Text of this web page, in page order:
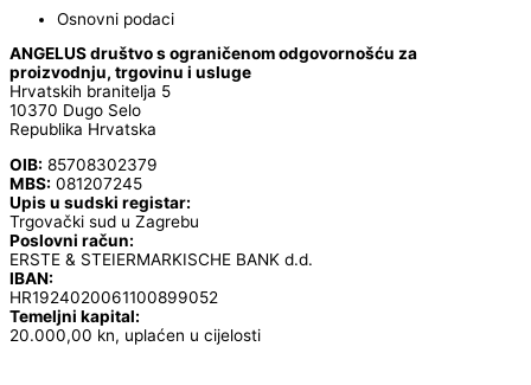
Osnovni podaci
ANGELUS društvo s ograničenom odgovornošću za
proizvodnju, trgovinu i usluge
Hrvatskih branitelja 5
10370 Dugo Selo
Republika Hrvatska
OIB: 85708302379
MBS: 081207245
Upis u sudski registar:
Trgovački sud u Zagrebu
Poslovni račun:
ERSTE & STEIERMARKISCHE BANK d.d.
IBAN:
HR1924020061100899052
Temeljni kapital:
20.000,00 kn, uplaćen u cijelosti